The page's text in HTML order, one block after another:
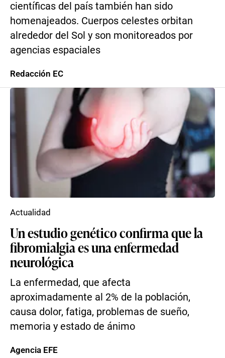
científicas del país también han sido
homenajeados. Cuerpos celestes orbitan
alrededor del Sol y son monitoreados por
agencias espaciales
Redacción EC
Un estudio genético confirma que la
fibromialgia es una enfermedad
neurológica
La enfermedad, que afecta
aproximadamente al 2% de la población,
causa dolor, fatiga, problemas de sueño,
memoria y estado de ánimo
Actualidad
Agencia EFE